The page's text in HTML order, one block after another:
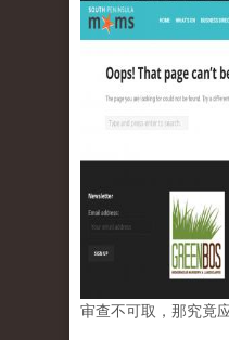
审查不可取，那究竟